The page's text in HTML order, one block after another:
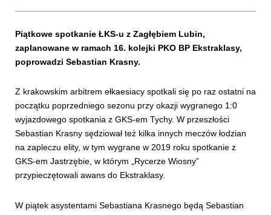
Piątkowe spotkanie ŁKS-u z Zagłębiem Lubin,
zaplanowane w ramach 16. kolejki PKO BP Ekstraklasy,
poprowadzi Sebastian Krasny.
Z krakowskim arbitrem ełkaesiacy spotkali się po raz ostatni na
początku poprzedniego sezonu przy okazji wygranego 1:0
wyjazdowego spotkania z GKS-em Tychy. W przeszłości
Sebastian Krasny sędziował też kilka innych meczów łodzian
na zapleczu elity, w tym wygrane w 2019 roku spotkanie z
GKS-em Jastrzębie, w którym „Rycerze Wiosny”
przypieczętowali awans do Ekstraklasy.
W piątek asystentami Sebastiana Krasnego będą Sebastian